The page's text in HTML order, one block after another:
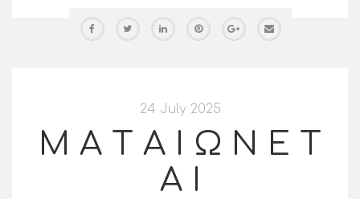
24 July 2025
Μ Α Τ Α Ι Ω Ν Ε Τ
Α Ι